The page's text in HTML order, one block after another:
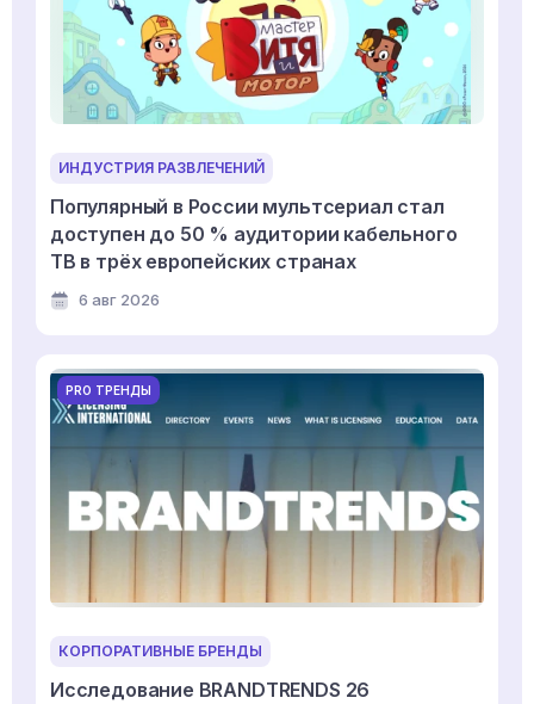
ИНДУСТРИЯ РАЗВЛЕЧЕНИЙ
Популярный в России мультсериал стал
доступен до 50 % аудитории кабельного
ТВ в трёх европейских странах
6 авг 2026
PRO ТРЕНДЫ
КОРПОРАТИВНЫЕ БРЕНДЫ
Исследование BRANDTRENDS 26